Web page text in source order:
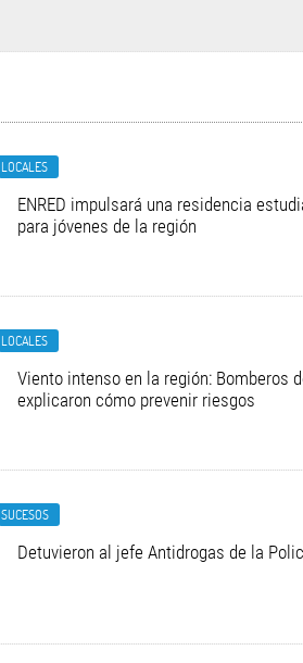
LOCALES
ENRED impulsará una residencia
para jóvenes de la región
LOCALES
Viento intenso en la región: Bomberos
explicaron cómo prevenir riesgos
SUCESOS
Detuvieron al jefe Antidrogas de la